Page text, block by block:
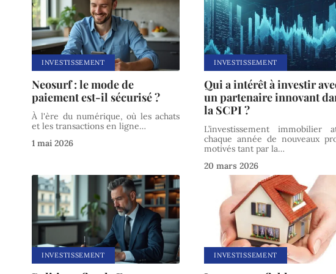
INVESTISSEMENT
Neosurf : le mode de
paiement est-il sécurisé ?
À l'ère du numérique, où les achats
et les transactions en ligne…
1 mai 2026
INVESTISSEMENT
Qui a intérêt à investir
un partenaire innovant
la SCPI ?
L’investissement immobilier
chaque année de nouveaux
motivés tant par la…
20 mars 2026
INVESTISSEMENT INVESTISSEMENT